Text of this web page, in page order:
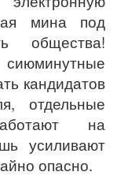
мина под
общества!
кандидатов
отдельные
на
усиливают
опасно.